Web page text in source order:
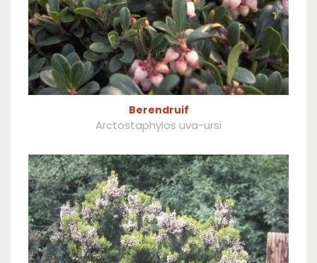
Berendruif
Arctostaphylos uva-ursi